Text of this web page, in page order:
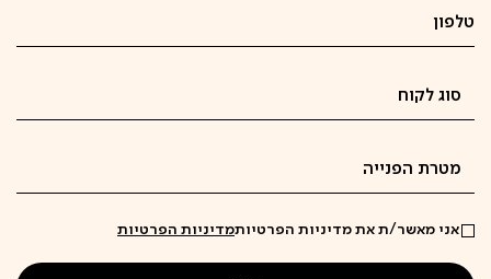
אני מאשר/ת את מדיניות הפרטיותמדיניות הפרטיות